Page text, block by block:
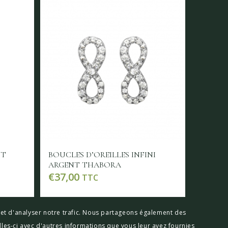
BOUCLES D’OREILLES INFINI
ARGENT THABORA
€37,00 TTC
d'analyser notre trafic. Nous partageons également des
ci avec d'autres informations que vous leur avez fournies